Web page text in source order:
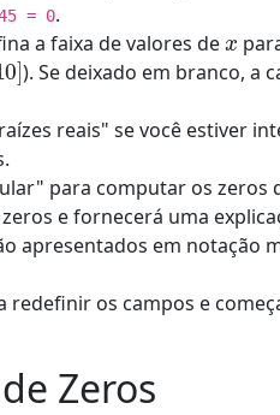
= 0.
a faixa de valores de
]
). Se deixado em branco, a
reais" se você estiver
para computar os zeros
e fornecerá uma
apresentados em notação
redefinir os campos e
Zeros